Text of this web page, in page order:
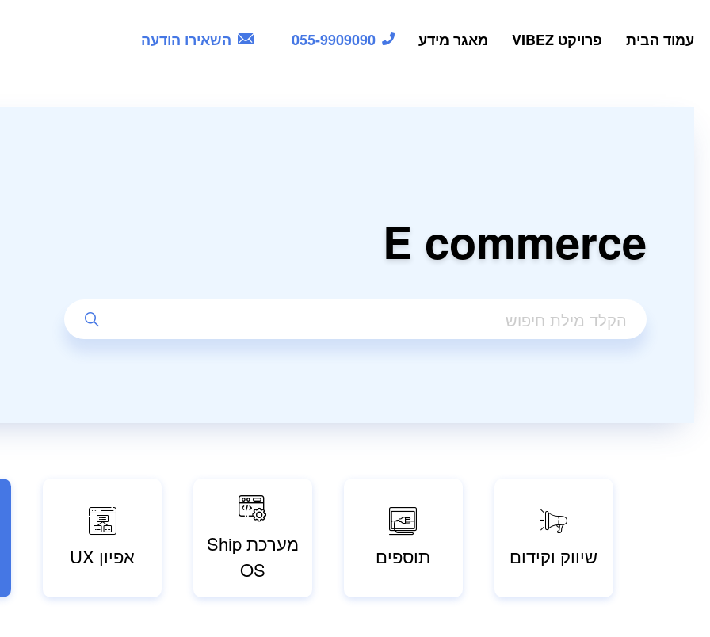
עמוד הבית פרויקט VIBEZ מאגר מידע 055-9909090 השאירו הודעה
E commerce
שיווק וקידום תוספים
מערכת Ship
OS
אפיון UX